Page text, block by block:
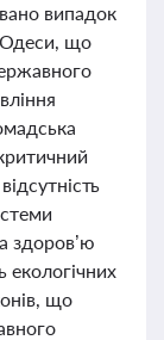
випадок
Одеси, що
здоров’ю
екологічних
що